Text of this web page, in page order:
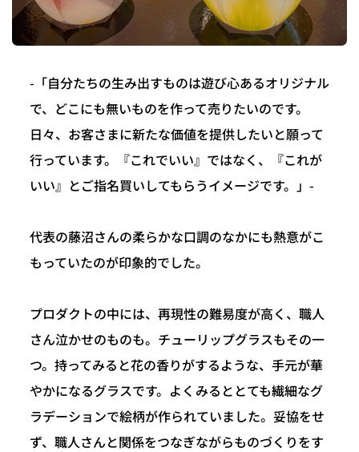
-「自分たちの生み出すものは遊び心あるオリジナル
で、どこにも無いものを作って売りたいのです。
日々、お客さまに新たな価値を提供したいと願って
行っています。『これでいい』ではなく、『これが
いい』とご指名買いしてもらうイメージです。」-
代表の藤沼さんの柔らかな口調のなかにも熱意がこ
もっていたのが印象的でした。
プロダクトの中には、再現性の難易度が高く、職人
さん泣かせのものも。チューリップグラスもその一
つ。持ってみると花の香りがするような、手元が華
やかになるグラスです。よくみるととても繊細なグ
ラデーションで絵柄が作られていました。妥協をせ
ず、職人さんと関係をつなぎながらものづくりをす